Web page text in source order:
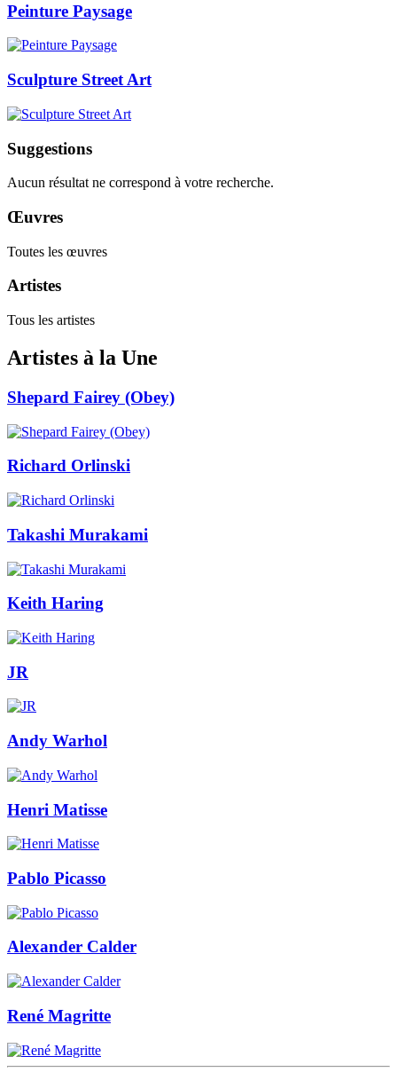
Peinture Paysage
Sculpture Street Art
Suggestions
Aucun résultat ne correspond à votre recherche.
Œuvres
Toutes les œuvres
Artistes
Tous les artistes
Artistes à la Une
Shepard Fairey (Obey)
Richard Orlinski
Takashi Murakami
Keith Haring
JR
Andy Warhol
Henri Matisse
Pablo Picasso
Alexander Calder
René Magritte